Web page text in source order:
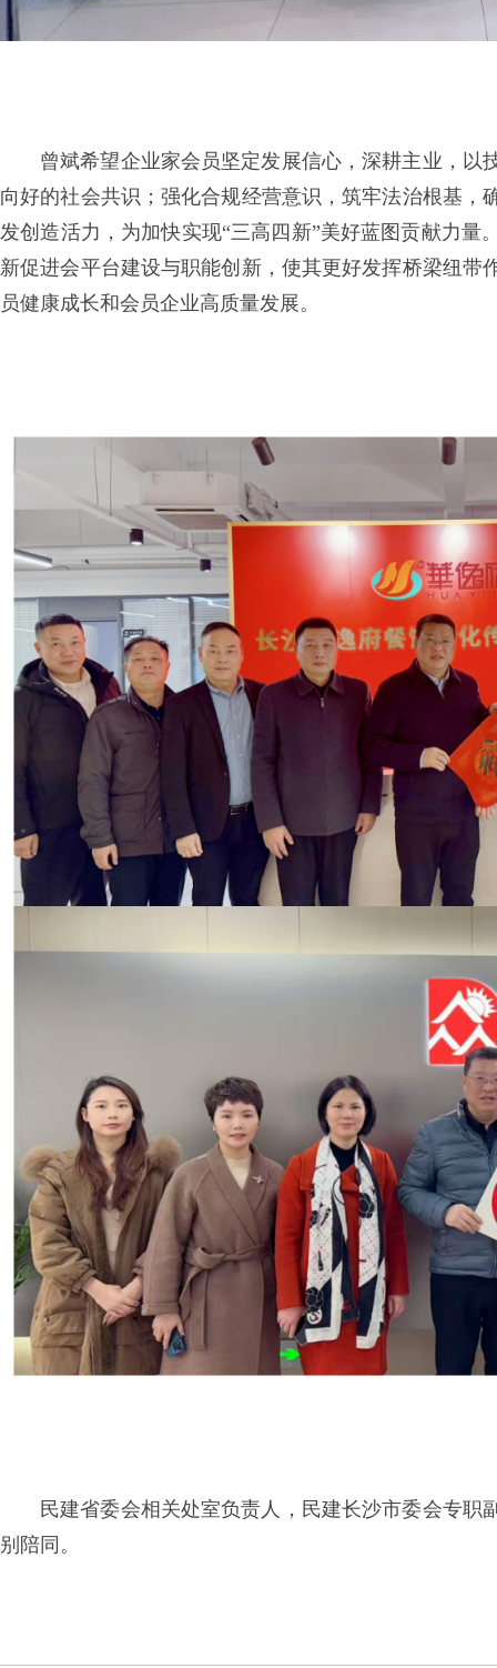
曾斌希望企业家会员坚定发展信心，深耕主业，
向好的社会共识；强化合规经营意识，筑牢法治根基
发创造活力，为加快实现“三高四新”美好蓝图贡献力
新促进会平台建设与职能创新，使其更好发挥桥梁纽
员健康成长和会员企业高质量发展。
民建省委会相关处室负责人，民建长沙市委会专
别陪同。